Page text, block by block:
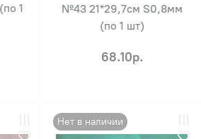
1
№43 21*29,7см S0,8мм
(по 1 шт)
68.10р.
Нет в наличии